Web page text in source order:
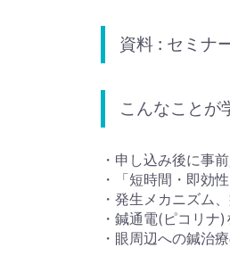
資料 : セミナ
こんなことが
・申し込み後に事
・「短時間・即効
・発生メカニズム
・鍼通電(ピコリナ
・眼周辺への鍼治